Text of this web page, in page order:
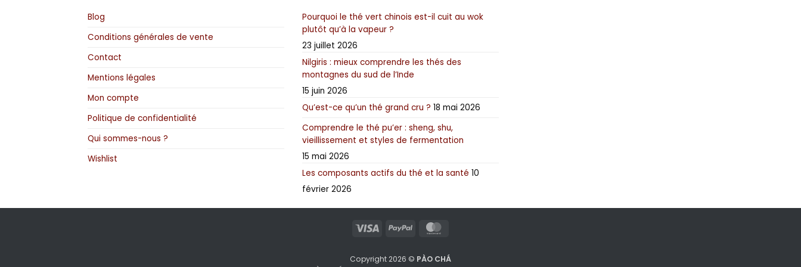
la
sur
produit
Blog
Conditions générales de vente
Contact
Mentions légales
Mon compte
Politique de confidentialité
Qui sommes-nous ?
Wishlist
Pourquoi le thé vert chinois est-il cuit au wok
plutôt qu’à la vapeur ?
23 juillet 2026
Nilgiris : mieux comprendre les thés des
montagnes du sud de l’Inde
15 juin 2026
Qu’est-ce qu’un thé grand cru ? 18 mai 2026
Comprendre le thé pu’er : sheng, shu,
vieillissement et styles de fermentation
15 mai 2026
Les composants actifs du thé et la santé 10
février 2026
Visa PayPal
Copyright 2026 © PÀO CHÁ